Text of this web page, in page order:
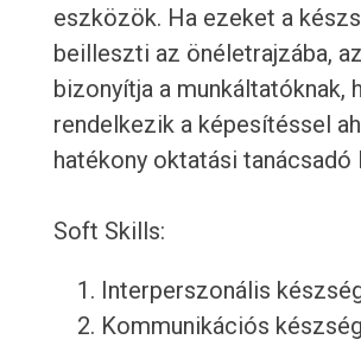
eszközök. Ha ezeket a
beilleszti az önéletrajzába,
bizonyítja a munkáltatóknak,
rendelkezik a képesítéssel
hatékony oktatási tanácsadó
Soft Skills:
Interperszonális
Kommunikációs